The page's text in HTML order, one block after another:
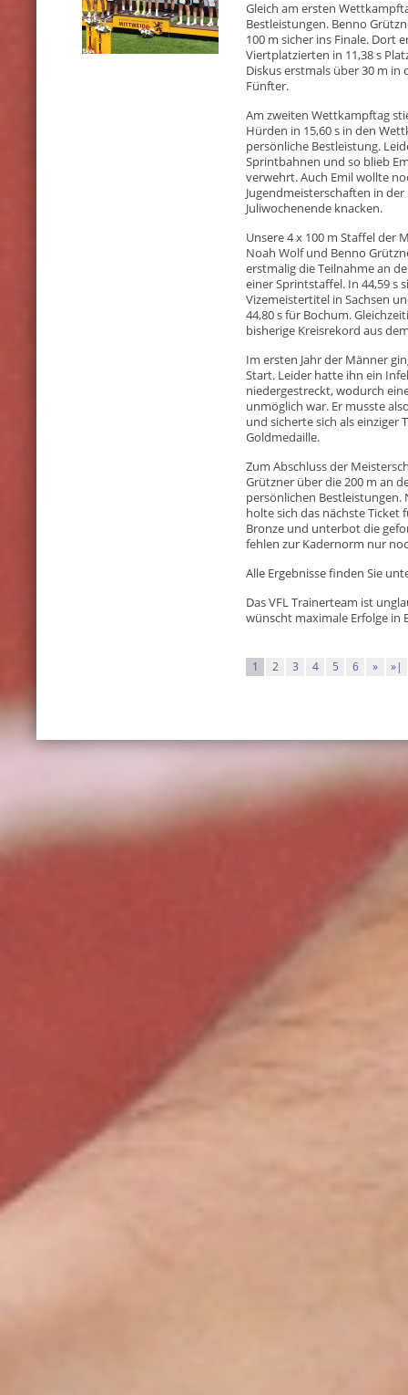
Gleich am ersten
Bestleistungen. Benno
100 m sicher ins Finale. Dort
Viertplatzierten in 11,38 s
Diskus erstmals über 30 m in
Fünfter.
Am zweiten Wettkampftag
Hürden in 15,60 s in den
persönliche Bestleistung.
Sprintbahnen und so blieb
verwehrt. Auch Emil wollte
Jugendmeisterschaften in
Juliwochenende knacken.
Unsere 4 x 100 m Staffel der
Noah Wolf und Benno
erstmalig die Teilnahme an
einer Sprintstaffel. In 44,59 s
Vizemeistertitel in Sachsen
44,80 s für Bochum.
bisherige Kreisrekord aus
Im ersten Jahr der Männer
Start. Leider hatte ihn ein
niedergestreckt, wodurch
unmöglich war. Er musste
und sicherte sich als einziger
Goldmedaille.
Zum Abschluss der
Grützner über die 200 m an
persönlichen Bestleistungen.
holte sich das nächste Ticket
Bronze und unterbot die
fehlen zur Kadernorm nur
Alle Ergebnisse finden Sie
Das VFL Trainerteam ist
wünscht maximale Erfolge in
1 2 3 4 5 6 » »|